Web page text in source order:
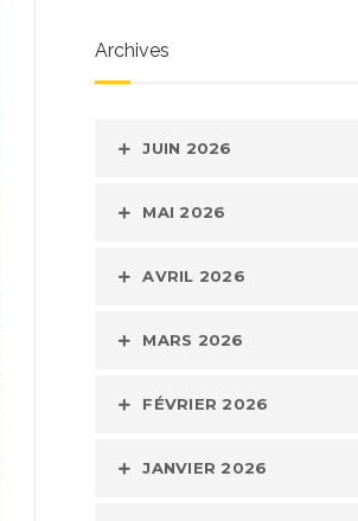
Archives
JUIN 2026
MAI 2026
AVRIL 2026
MARS 2026
FÉVRIER 2026
JANVIER 2026